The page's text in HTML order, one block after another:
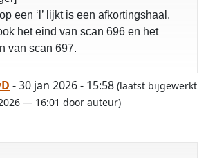
een ‘l’ lijkt is een afkortingshaal.
het eind van scan 696 en het
van scan 697.
- 30 jan 2026 - 15:58 (laatst bijgewerkt
— 16:01 door auteur)